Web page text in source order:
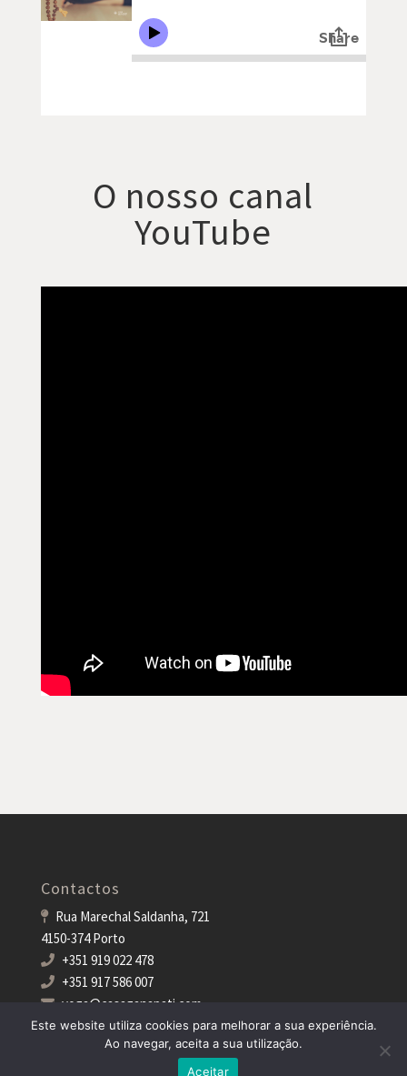
O nosso canal
YouTube
Contactos
Rua Marechal Saldanha, 721
4150-374 Porto
+351 919 022 478
+351 917 586 007
yoga@casaganapati.com
Este website utiliza cookies para melhorar a sua experiência.
Ao navegar, aceita a sua utilização.
Aceitar